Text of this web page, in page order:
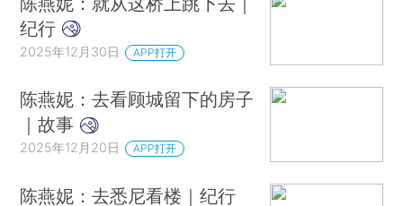
纪行
2025年12月30日 APP打开
陈燕妮：去看顾城留下的房子
｜故事
2025年12月20日 APP打开
陈燕妮：去悉尼看楼｜纪行